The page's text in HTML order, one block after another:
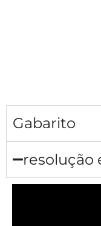
Gabarito
resolução